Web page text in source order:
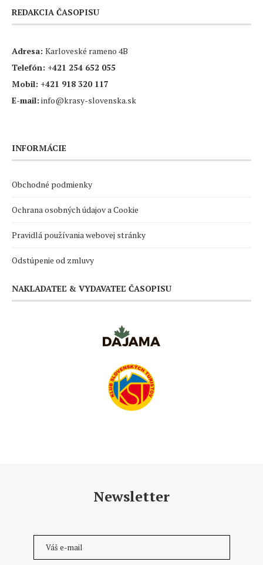
REDAKCIA ČASOPISU
Adresa: Karloveské rameno 4B
Telefón: +421 254 652 055
Mobil: +421 918 320 117
E-mail: info@krasy-slovenska.sk
INFORMÁCIE
Obchodné podmienky
Ochrana osobných údajov a Cookie
Pravidlá používania webovej stránky
Odstúpenie od zmluvy
NAKLADATEĽ & VYDAVATEĽ ČASOPISU
Newsletter